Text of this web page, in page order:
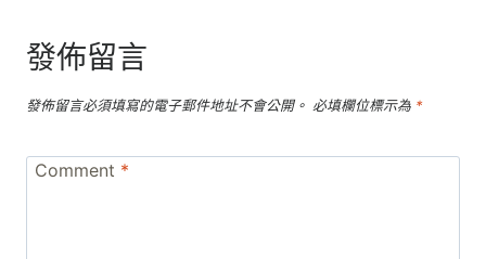
發佈留言
發佈留言必須填寫的電子郵件地址不會公開。 必填欄位標示為 *
Comment *